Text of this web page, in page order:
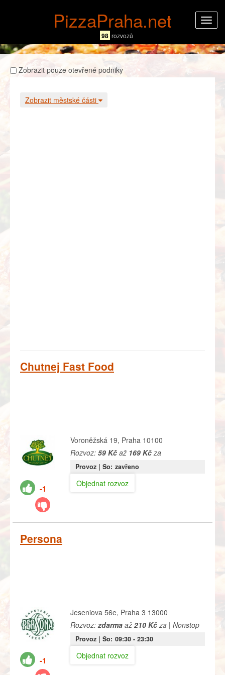
PizzaPraha.net
98 rozvozů
Zobrazit pouze otevřené podniky
Zobrazit městské části
Chutnej Fast Food
-1
Voroněžská 19, Praha 10100
Rozvoz: 59 Kčaž 169 Kčza
Provoz | So: zavřeno
Objednat rozvoz
Persona
-1
Jeseniova 56e, Praha 3 13000
Rozvoz: zdarmaaž 210 Kčza | Nonstop
Provoz | So: 09:30- 23:30
Objednat rozvoz